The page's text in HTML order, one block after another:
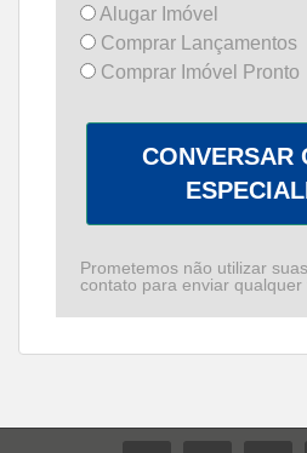
Alugar Imóvel
Comprar Lançamentos
Comprar Imóvel Pronto
CONVERSAR
Prometemos não utilizar
contato para enviar qualquer